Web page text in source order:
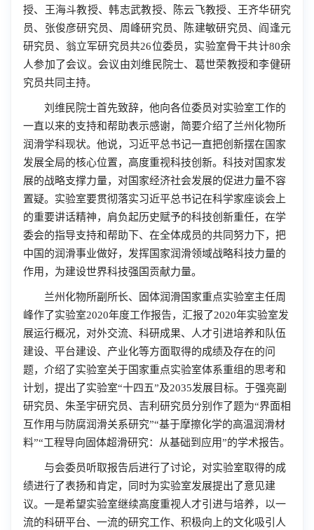
授、王海斗教授、韩志武教授、陈云飞教授、王齐华研究
员、张俊彦研究员、周峰研究员、陈建敏研究员、阎逢元
研究员、翁立军研究员共26位委员，实验室骨干共计80余
人参加了会议。会议由刘维民院士、葛世荣教授和李健研
究员共同主持。
刘维民院士首先致辞，他向各位委员对实验室工作的
一直以来的支持和帮助表示感谢，简要介绍了兰州化物所
润滑学科现状。他说，习近平总书记一直把创新摆在国家
发展全局的核心位置，高度重视科技创新。科技对国家发
展的战略支撑力量，对国家经济社会发展的促进力量不容
置疑。实验室要贯彻落实习近平总书记在科学家座谈会上
的重要讲话精神，肩负起历史赋予的科技创新重任，在学
委会的指导支持和帮助下、在全体成员的共同努力下，把
中国的润滑事业做好，发挥国家润滑领域战略科技力量的
作用，为建设世界科技强国贡献力量。
兰州化物所副所长、固体润滑国家重点实验室主任周
峰作了实验室2020年度工作报告，汇报了2020年实验室发
展运行概况，对外交流、科研成果、人才引进培养和队伍
建设、平台建设、产业化等方面取得的成绩及存在的问
题，介绍了实验室关于国家重点实验室体系重组的思考和
计划，提出了实验室“十四五”及2035发展目标。于强亮副
研究员、朱圣宇研究员、吉利研究员分别作了题为“界面相
互作用与防腐润滑关系研究”“基于摩擦化学的高温润滑材
料”“工程导向固体超滑研究：从基础到应用”的学术报告。
与会委员听取报告后进行了讨论，对实验室取得的成
绩进行了表扬和肯定，同时为实验室发展提出了意见建
议。一是希望实验室继续高度重视人才引进与培养，以一
流的科研平台、一流的研究工作、积极向上的文化吸引人